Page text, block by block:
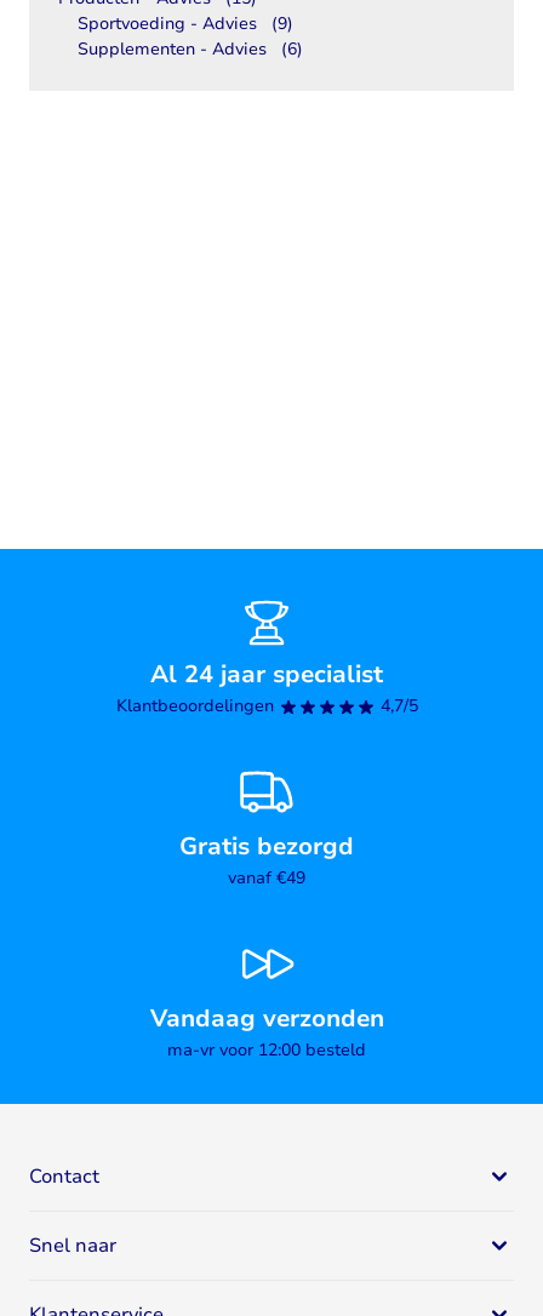
Sportvoeding - Advies
(9)
Supplementen - Advies
(6)
Al 24 jaar specialist
Klantbeoordelingen 4,7/5
Gratis bezorgd
vanaf €49
Vandaag verzonden
ma-vr voor 12:00 besteld
Contact
Mail: klantenservice@bodystore.nl
Specialist in gezondheid en fitness
Snel naar